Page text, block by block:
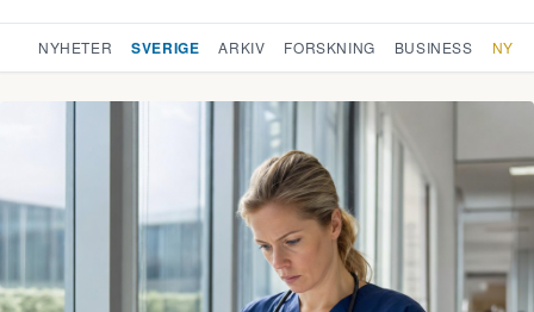
NYHETER SVERIGE ARKIV FORSKNING BUSINESS